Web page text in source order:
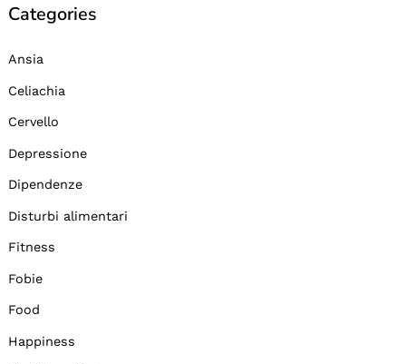
Categories
Ansia
Celiachia
Cervello
Depressione
Dipendenze
Disturbi alimentari
Fitness
Fobie
Food
Happiness